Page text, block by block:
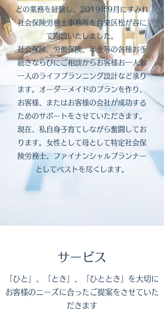
どの業務を経験し、2019年9月にすみれ
社会保険労務士事務所を台東区松が谷に
て開設いたしました。
社会保険、労働保険、年金等の各種お手
続きならびにご相談からお客様お一人お
一人のライフプランニング設計など承り
ます。オーダーメイドのプランを作り、
お客様、またはお客様の会社が成功する
ためのサポートをさせていただきます。
現在、私自身子育てしながら奮闘してお
ります。女性として母として特定社会保
険労務士、ファイナンシャルプランナー
としてベストを尽くします。
サービス
​「ひと」、「とき」、「ひととき」を大切に
お客様のニーズに合ったご提案をさせていた
だきます